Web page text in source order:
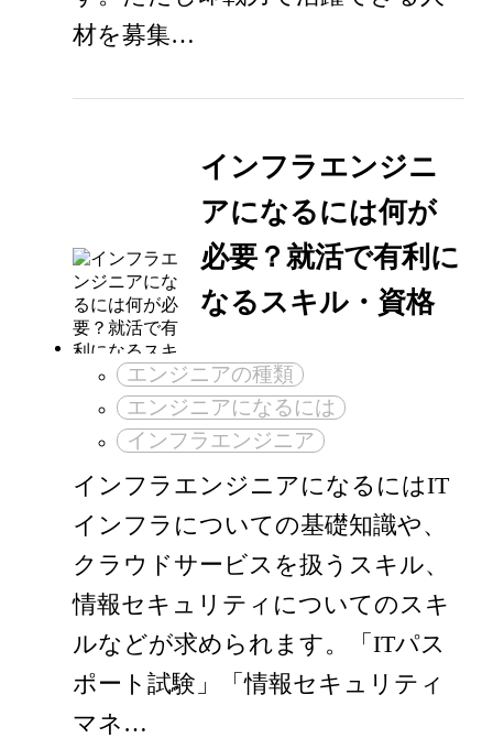
材を募集…
インフラエンジニ
アになるには何が
必要？就活で有利に
なるスキル・資格
エンジニアの種類
エンジニアになるには
インフラエンジニア
インフラエンジニアになるにはIT
インフラについての基礎知識や、
クラウドサービスを扱うスキル、
情報セキュリティについてのスキ
ルなどが求められます。「ITパス
ポート試験」「情報セキュリティ
マネ…